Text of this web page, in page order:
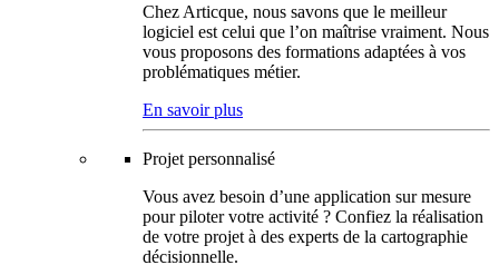
Chez Articque, nous savons que le meilleur
logiciel est celui que l’on maîtrise vraiment. Nous
vous proposons des formations adaptées à vos
problématiques métier.
En savoir plus
Projet personnalisé
Vous avez besoin d’une application sur mesure
pour piloter votre activité ? Confiez la réalisation
de votre projet à des experts de la cartographie
décisionnelle.